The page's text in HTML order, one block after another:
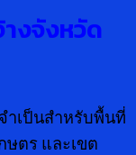
งจังหวัด
ำเป็นสำหรับพื้นที่
ษตร และเขต